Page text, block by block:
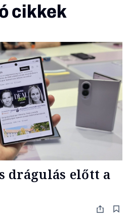
cikkek
drágulás előtt a